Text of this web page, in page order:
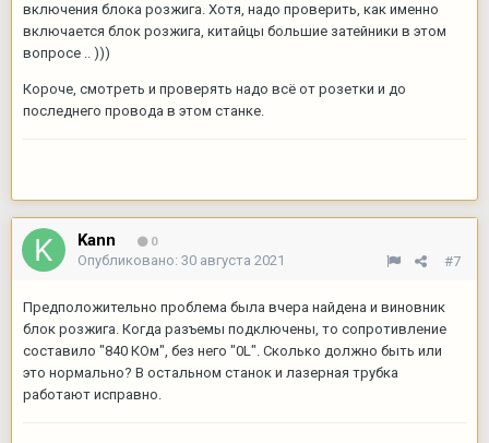
включения блока розжига. Хотя, надо проверить, как именно
включается блок розжига, китайцы большие затейники в этом
вопросе .. )))
Короче, смотреть и проверять надо всё от розетки и до
последнего провода в этом станке.
Kann 0
#7
Опубликовано: 30 августа 2021
Предположительно проблема была вчера найдена и виновник
блок розжига. Когда разъемы подключены, то сопротивление
составило "840 КОм", без него "0L". Сколько должно быть или
это нормально? В остальном станок и лазерная трубка
работают исправно.